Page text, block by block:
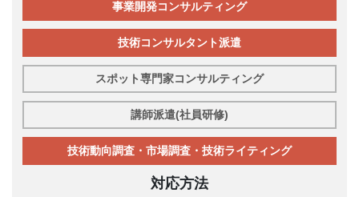
事業開発コンサルティング
技術コンサルタント派遣
スポット専門家コンサルティング
講師派遣(社員研修)
技術動向調査・市場調査・技術ライティング
対応方法